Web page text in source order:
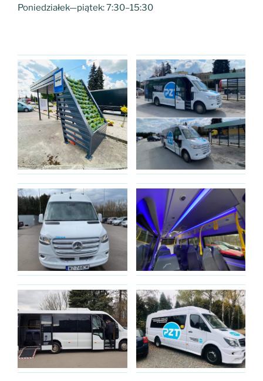
Poniedziałek—piątek: 7:30–15:30